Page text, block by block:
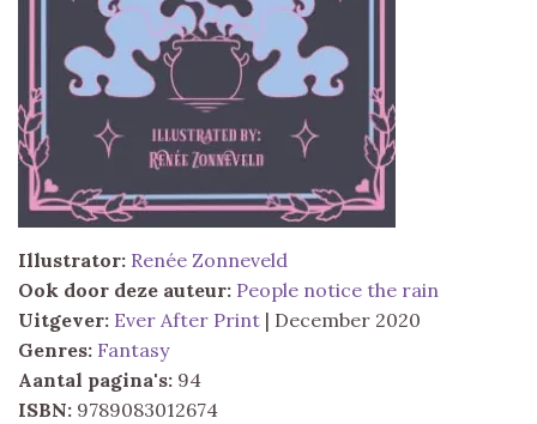
Illustrator: Renée Zonneveld
Ook door deze auteur: People notice the rain
Uitgever: Ever After Print | December 2020
Genres: Fantasy
Aantal pagina's: 94
ISBN: 9789083012674